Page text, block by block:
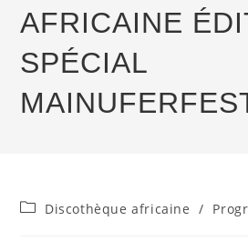
AFRICAINE
SPÉCIAL
Beitrags-
Discothèque africaine /